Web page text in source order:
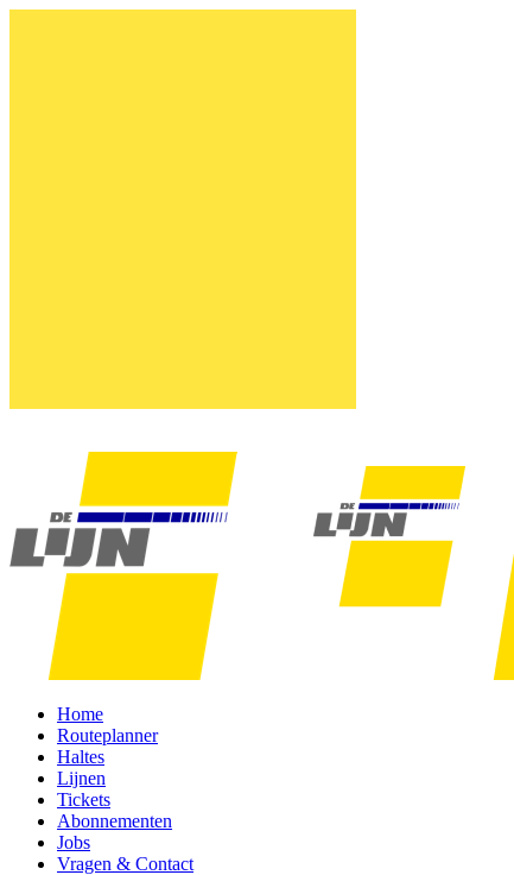
Home
Routeplanner
Haltes
Lijnen
Tickets
Abonnementen
Jobs
Vragen & Contact